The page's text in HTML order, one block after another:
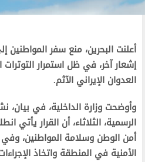
أعلنت البحرين، منع سفر
إشعار آخر، في ظل استمرار التوترات
العدوان الإيراني الآثم.
وأوضحت وزارة الداخلية، في بيان،
الرسمية، الثلاثاء، أن القرار
أمن الوطن وسلامة المواطنين،
الأمنية في المنطقة واتخاذ